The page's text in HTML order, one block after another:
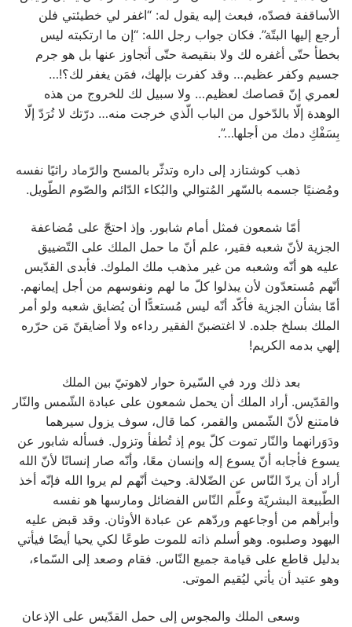
الأساقفة فصدّه، فبعث إليه يقول له: “اغفر لي خطيئتي فلن
أرجع إليها البتّة”. فكان جواب رجل الله: “إن ما ارتكبته ليس
بخطأ حتّى أغفره لك ولا بنقيصة حتّى أتجاوز عنها بل هو جرم
جسيم وكفر عظيم… وقد كفرت بإلهك، فمَن يغفر لك؟!…
لعمري إنّ قصاصك لعظيم… ولا سبيل لك للخروج من هذه
الوهدة إلّا بالدّخول من الباب الّذي خرجت منه… درّتك لا تُرَدّ إلّا
بِسَفْكِ دمك من أجلها…”.
ذهب كوشتازد إلى داره وتدثّر بالمسح والرّماد راثيًا نفسه
ومُضنيًا جسمه بالسّهر المُتوالي والبُكاء الدّائم والصّوم الطّويل.
أمّا شمعون فمثل أمام شابور. وإذ احتجّ على مُضاعفة
الجزية لأنّ شعبه فقير، علم أنّ ما حمل الملك على التّضييق
عليه هو أنّه وشعبه من غير مذهب ملك الملوك. فأبدى القدّيس
أنّهم مُستعدّون لأن يبذلوا كلّ ما لهم ونفوسهم من أجل إيمانهم.
أمّا بشأن الجزية فأكّد أنّه ليس مُستعدًّا أن يُضايق شعبه ولو أمر
الملك بسلخ جلده. لا اغتضبنّ الفقير رداءه ولا أضايقنّ مَن حرّره
إلهي بدمه الكريم!
بعد ذلك ورد في السّيرة حوار لاهوتيّ بين الملك
والقدّيس. أراد الملك أن يحمل شمعون على عبادة الشّمس والنّار
فامتنع لأنّ الشّمس والقمر، كما قال، سوف يزول سيرهما
ودَوَرانهما والنّار تموت كلّ يوم إذ تُطفأ وتزول. فسأله شابور عن
يسوع فأجابه أنّ يسوع إله وإنسان معًا، وأنّه صار إنسانًا لأنّ الله
أراد أن يردّ النّاس عن الضّلالة. وحيث أنّهم لم يروا الله فإنّه أخذ
الطّبيعة البشريّة وعلّم النّاس الفضائل ومارسها هو نفسه
وأبرأهم من أوجاعهم وردّهم عن عبادة الأوثان. وقد قبض عليه
اليهود وصلبوه. وهو أسلم ذاته للموت طوعًا لكي يحيا أيضًا فيأتي
بدليل قاطع على قيامة جميع النّاس. فقام وصعد إلى السّماء،
وهو عتيد أن يأتي ليُقيم الموتى.
وسعى الملك والمجوس إلى حمل القدّيس على الإذعان